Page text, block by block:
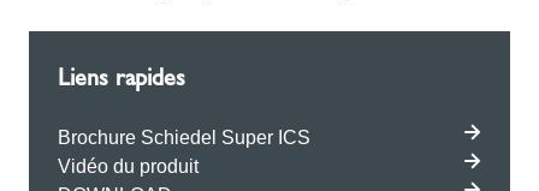
Liens rapides
Brochure Schiedel Super ICS
Vidéo du produit